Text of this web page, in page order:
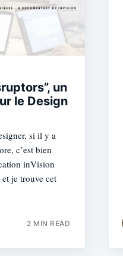
un
le Design
si il y a
c’est bien
inVision
je trouve cet
2 MIN READ